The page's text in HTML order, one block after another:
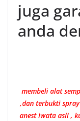
juga
anda
membeli alat
,dan terbukti
anest iwata asli ,